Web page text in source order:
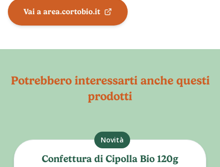
Vai a area.cortobio.it
Potrebbero interessarti anche questi
prodotti
Confettura di Cipolla Bio 120g
Novità